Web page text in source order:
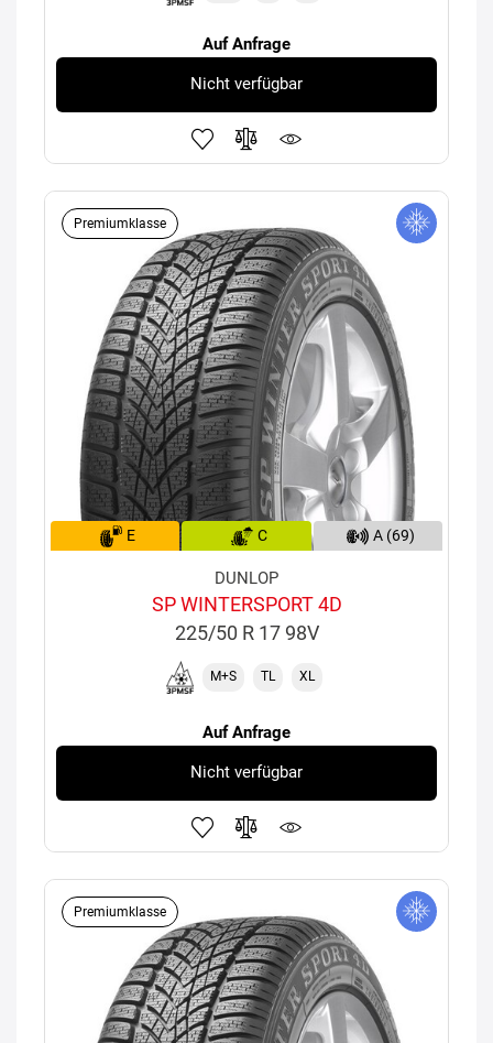
Auf Anfrage
Nicht verfügbar
Premiumklasse
E C A (69)
DUNLOP
SP WINTERSPORT 4D
225/50 R 17 98V
M+S TL XL
Auf Anfrage
Nicht verfügbar
Premiumklasse